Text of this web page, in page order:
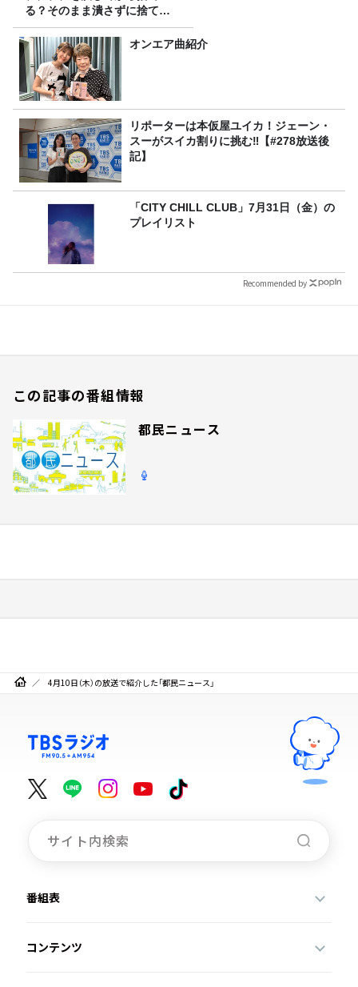
る？そのまま潰さずに捨て
る？
オンエア曲紹介
リポーターは本仮屋ユイカ！ジェーン・
スーがスイカ割りに挑む‼【#278放送後
記】
「CITY CHILL CLUB」7月31日（金）の
プレイリスト
Recommended by
この記事の番組情報
都民ニュース
4月10日（木）の放送で紹介した「都民ニュース」
番組表
コンテンツ